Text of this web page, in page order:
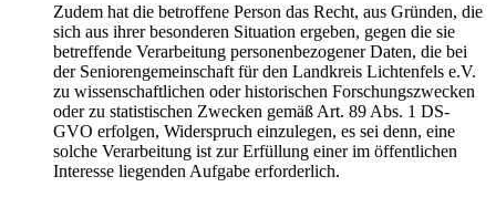
Zudem hat die betroffene Person das Recht, aus Gründen, die
sich aus ihrer besonderen Situation ergeben, gegen die sie
betreffende Verarbeitung personenbezogener Daten, die bei
der Seniorengemeinschaft für den Landkreis Lichtenfels e.V.
zu wissenschaftlichen oder historischen Forschungszwecken
oder zu statistischen Zwecken gemäß Art. 89 Abs. 1 DS-
GVO erfolgen, Widerspruch einzulegen, es sei denn, eine
solche Verarbeitung ist zur Erfüllung einer im öffentlichen
Interesse liegenden Aufgabe erforderlich.